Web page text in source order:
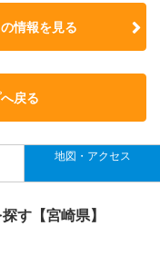
情報を見る
戻る
地図・アクセス
す【宮崎県】